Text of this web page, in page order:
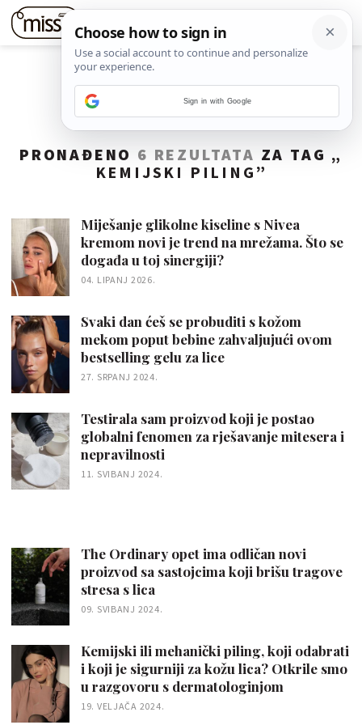
PRONAĐENO 6 REZULTATA ZA TAG „
KEMIJSKI PILING ”
Miješanje glikolne kiseline s Nivea
kremom novi je trend na mrežama. Što se
događa u toj sinergiji?
04. LIPANJ 2026.
Svaki dan ćeš se probuditi s kožom
mekom poput bebine zahvaljujući ovom
bestselling gelu za lice
27. SRPANJ 2024.
Testirala sam proizvod koji je postao
globalni fenomen za rješavanje mitesera i
nepravilnosti
11. SVIBANJ 2024.
The Ordinary opet ima odličan novi
proizvod sa sastojcima koji brišu tragove
stresa s lica
09. SVIBANJ 2024.
Kemijski ili mehanički piling, koji odabrati
i koji je sigurniji za kožu lica? Otkrile smo
u razgovoru s dermatologinjom
19. VELJAČA 2024.
Sign in with Google